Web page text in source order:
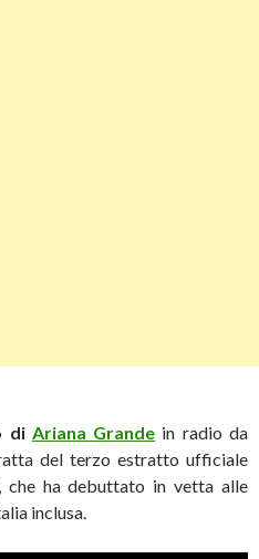
di Ariana Grande in radio da
del terzo estratto ufficiale
che ha debuttato in vetta alle
inclusa.